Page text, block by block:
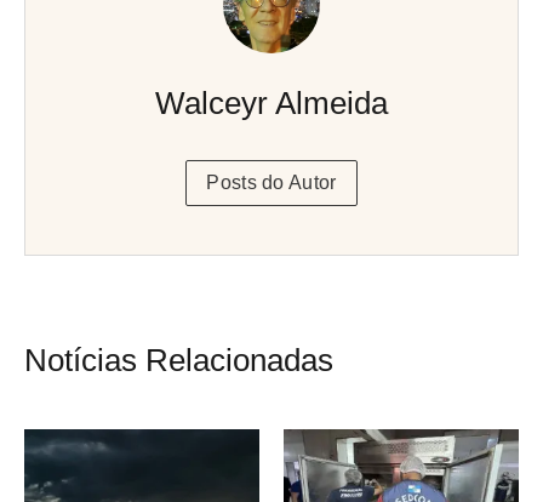
Walceyr Almeida
Posts do Autor
Notícias Relacionadas